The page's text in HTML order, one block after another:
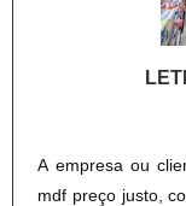
A empresa ou
mdf preço justo,